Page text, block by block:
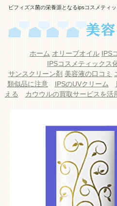
ビフィズス菌の栄養源となるipsコスメティ
ホーム オリーブオイル IPS
IPSコスメティックス
サンスクリーン剤 美容液の口コミ
類似品に注意
IPSのUVクリーム
える
カウウルの買取サービスを活